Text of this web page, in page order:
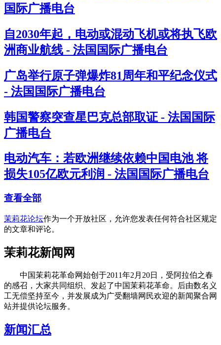
国际广播电台
自2030年起，电动或混动飞机或将执飞欧
洲商业航线 - 法国国际广播电台
广岛举行原子弹爆炸81周年和平纪念仪式
- 法国国际广播电台
韩国警察突查星巴克总部取证 - 法国国际
广播电台
电动汽车：若欧洲继续依赖中国电池 将
损失105亿欧元利润 - 法国国际广播电台
查看全部
茉莉花论坛作为一个开放社区，允许您发表任何符合社区规定
的文章和评论。
茉莉花新闻网
中国茉莉花革命网始创于2011年2月20日，受阿拉伯之春
的感召，大家共同组织、发起了中国茉莉花革命。后由数名义
工无偿坚持至今，并发展成为广受翻墙网民欢迎的新闻聚合网
站并提供论坛服务。
新闻汇总